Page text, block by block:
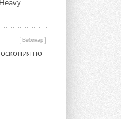
до 56 кВт.
подвел
2026»
Вебинар
по